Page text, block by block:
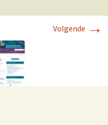
Volgende →